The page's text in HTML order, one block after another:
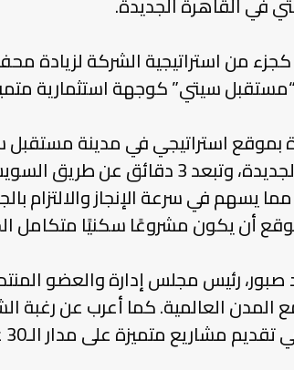
من استراتيجية الشركة لزيادة
“مستقبل سيتي” كوجهة استثمارية
بموقع استراتيجي في مدينة مستقبل
العاصمة الإدارية
يسهم في سرعة الإنجاز والالتزام
أن يكون مشروعًا سكنيًا متكامل
رئيس مجلس إدارة والعضو
المدن العالمية. كما أعرب عن
مشاريع متميزة على مدار الـ30 عامًا الماضية.